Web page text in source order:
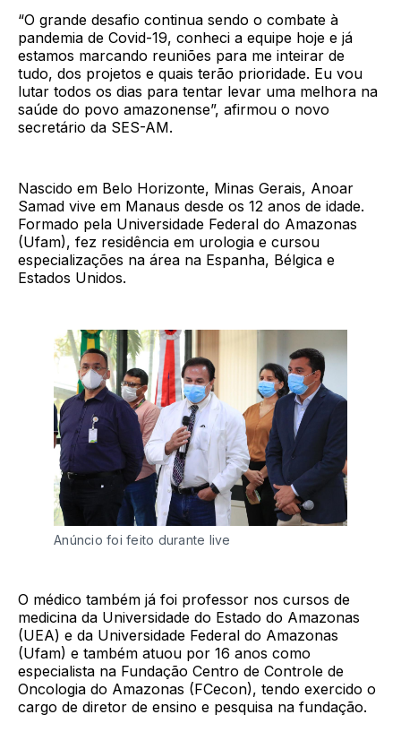
“O grande desafio continua sendo o combate à
pandemia de Covid-19, conheci a equipe hoje e já
estamos marcando reuniões para me inteirar de
tudo, dos projetos e quais terão prioridade. Eu vou
lutar todos os dias para tentar levar uma melhora na
saúde do povo amazonense”, afirmou o novo
secretário da SES-AM.
Nascido em Belo Horizonte, Minas Gerais, Anoar
Samad vive em Manaus desde os 12 anos de idade.
Formado pela Universidade Federal do Amazonas
(Ufam), fez residência em urologia e cursou
especializações na área na Espanha, Bélgica e
Estados Unidos.
Anúncio foi feito durante live
O médico também já foi professor nos cursos de
medicina da Universidade do Estado do Amazonas
(UEA) e da Universidade Federal do Amazonas
(Ufam) e também atuou por 16 anos como
especialista na Fundação Centro de Controle de
Oncologia do Amazonas (FCecon), tendo exercido o
cargo de diretor de ensino e pesquisa na fundação.